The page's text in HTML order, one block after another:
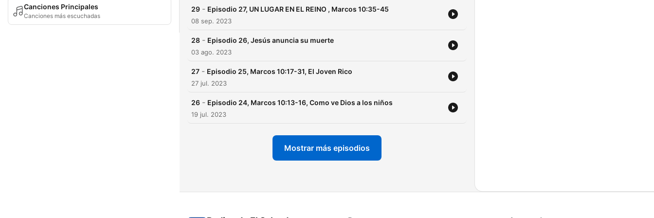
Canciones Principales
Canciones más escuchadas
29 - Episodio 27, UN LUGAR EN EL REINO , Marcos 10:35-45
08 sep. 2023
28 - Episodio 26, Jesús anuncia su muerte
03 ago. 2023
27 - Episodio 25, Marcos 10:17-31, El Joven Rico
27 jul. 2023
26 - Episodio 24, Marcos 10:13-16, Como ve Dios a los niños
19 jul. 2023
Mostrar más episodios